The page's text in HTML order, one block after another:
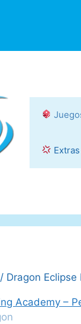
/ Dragon